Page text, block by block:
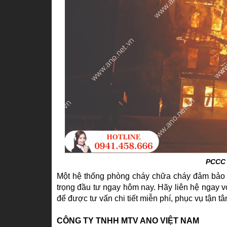
Một hệ thống phòng cháy chữa cháy đảm
trọng đầu tư ngay hôm nay. Hãy liên hệ ngay
để được tư vấn chi tiết miễn phí, phục vụ tận
CÔNG TY TNHH MTV ANO VIỆT NAM